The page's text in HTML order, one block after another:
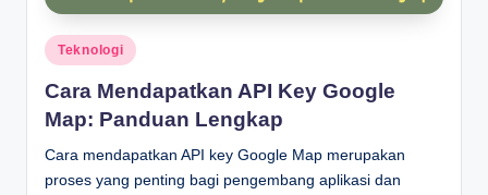
Posted
in
Teknologi
Cara Mendapatkan API Key Google
Map: Panduan Lengkap
Cara mendapatkan API key Google Map merupakan
proses yang penting bagi pengembang aplikasi dan